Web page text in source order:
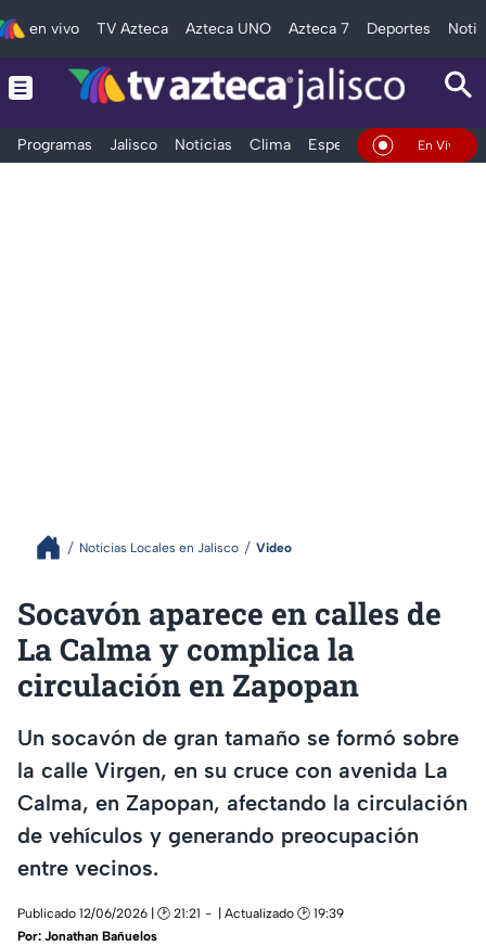
en vivo TV Azteca Azteca UNO Azteca 7 Deportes
Programas Jalisco Noticias Clima Espectáculos Deportes
En Vivo
Noticias Locales en Jalisco Video
Socavón aparece en calles de
La Calma y complica la
circulación en Zapopan
Un socavón de gran tamaño se formó sobre
la calle Virgen, en su cruce con avenida La
Calma, en Zapopan, afectando la circulación
de vehículos y generando preocupación
entre vecinos.
Publicado 12/06/2026 | 🕑 21:21
| Actualizado 🕑 19:39
Por: Jonathan Bañuelos